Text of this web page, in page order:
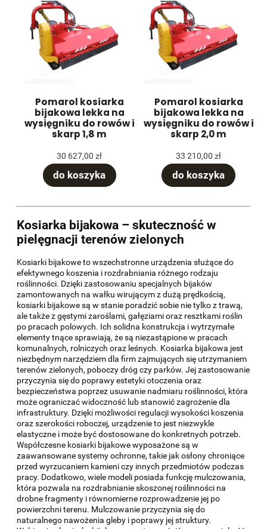
Pomarol kosiarka
bijakowa lekka na
wysięgniku do rowów i
skarp 1,8 m
30 627,00 zł
do koszyka
Pomarol kosiarka
bijakowa lekka na
wysięgniku do rowów i
skarp 2,0 m
33 210,00 zł
do koszyka
Kosiarka bijakowa – skuteczność w
pielęgnacji terenów zielonych
Kosiarki bijakowe to wszechstronne urządzenia służące do
efektywnego koszenia i rozdrabniania różnego rodzaju
roślinności. Dzięki zastosowaniu specjalnych bijaków
zamontowanych na wałku wirującym z dużą prędkością,
kosiarki bijakowe są w stanie poradzić sobie nie tylko z trawą,
ale także z gęstymi zaroślami, gałęziami oraz resztkami roślin
po pracach polowych. Ich solidna konstrukcja i wytrzymałe
elementy tnące sprawiają, że są niezastąpione w pracach
komunalnych, rolniczych oraz leśnych. Kosiarka bijakowa jest
niezbędnym narzędziem dla firm zajmujących się utrzymaniem
terenów zielonych, poboczy dróg czy parków. Jej zastosowanie
przyczynia się do poprawy estetyki otoczenia oraz
bezpieczeństwa poprzez usuwanie nadmiaru roślinności, która
może ograniczać widoczność lub stanowić zagrożenie dla
infrastruktury. Dzięki możliwości regulacji wysokości koszenia
oraz szerokości roboczej, urządzenie to jest niezwykle
elastyczne i może być dostosowane do konkretnych potrzeb.
Współczesne kosiarki bijakowe wyposażone są w
zaawansowane systemy ochronne, takie jak osłony chroniące
przed wyrzucaniem kamieni czy innych przedmiotów podczas
pracy. Dodatkowo, wiele modeli posiada funkcję mulczowania,
która pozwala na rozdrabnianie skoszonej roślinności na
drobne fragmenty i równomierne rozprowadzenie jej po
powierzchni terenu. Mulczowanie przyczynia się do
naturalnego nawożenia gleby i poprawy jej struktury.